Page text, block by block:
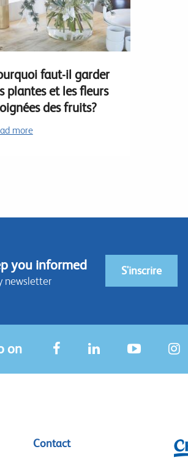
faut-il garder
plantes et les fleurs
des fruits?
more
you informed
newsletter
S'inscrire
on
Contact